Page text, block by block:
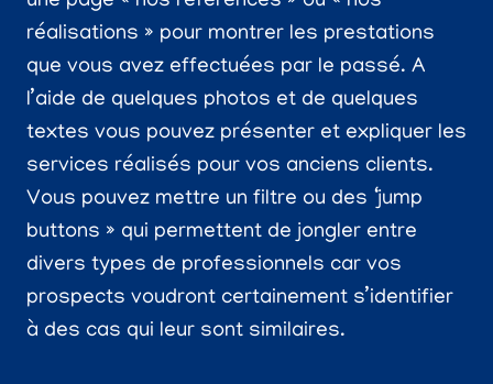
réalisations » pour montrer les prestations
que vous avez effectuées par le passé. A
l’aide de quelques photos et de quelques
textes vous pouvez présenter et expliquer les
services réalisés pour vos anciens clients.
Vous pouvez mettre un filtre ou des ‘jump
buttons » qui permettent de jongler entre
divers types de professionnels car vos
prospects voudront certainement s’identifier
à des cas qui leur sont similaires.